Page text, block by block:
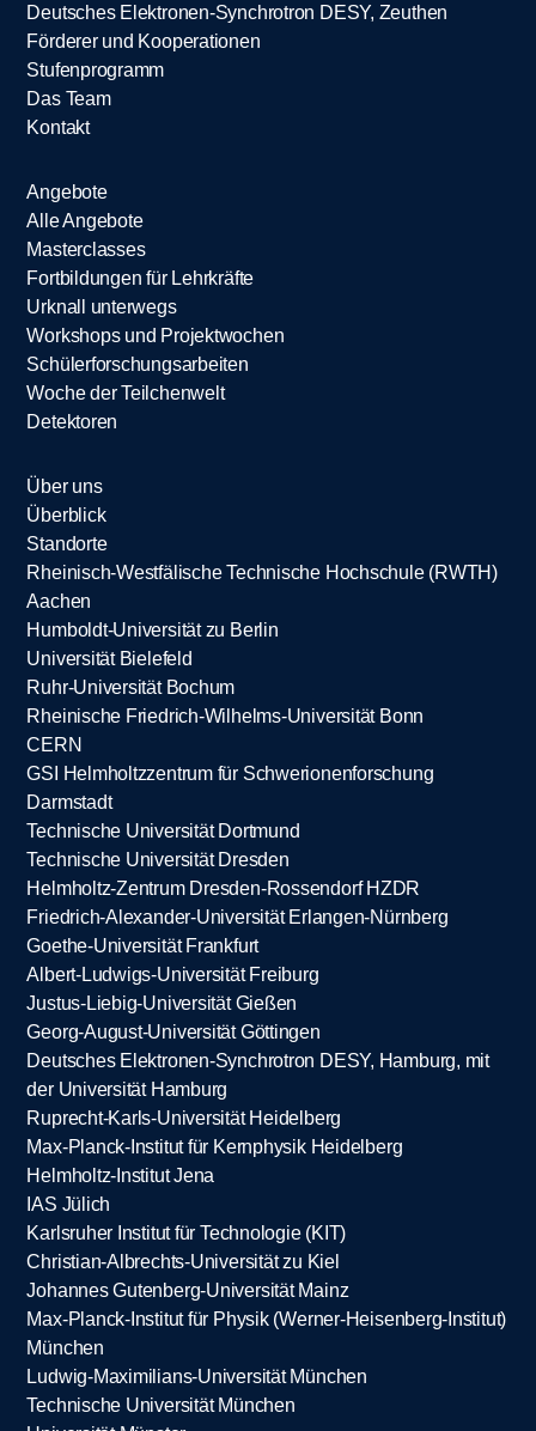
Deutsches Elektronen-Synchrotron DESY, Zeuthen
Förderer und Kooperationen
Stufenprogramm
Das Team
Kontakt
Angebote
Alle Angebote
Masterclasses
Fortbildungen für Lehrkräfte
Urknall unterwegs
Workshops und Projektwochen
Schülerforschungsarbeiten
Woche der Teilchenwelt
Detektoren
Über uns
Überblick
Standorte
Rheinisch-Westfälische Technische Hochschule (RWTH)
Aachen
Humboldt-Universität zu Berlin
Universität Bielefeld
Ruhr-Universität Bochum
Rheinische Friedrich-Wilhelms-Universität Bonn
CERN
GSI Helmholtzzentrum für Schwerionenforschung
Darmstadt
Technische Universität Dortmund
Technische Universität Dresden
Helmholtz-Zentrum Dresden-Rossendorf HZDR
Friedrich-Alexander-Universität Erlangen-Nürnberg
Goethe-Universität Frankfurt
Albert-Ludwigs-Universität Freiburg
Justus-Liebig-Universität Gießen
Georg-August-Universität Göttingen
Deutsches Elektronen-Synchrotron DESY, Hamburg, mit
der Universität Hamburg
Ruprecht-Karls-Universität Heidelberg
Max-Planck-Institut für Kernphysik Heidelberg
Helmholtz-Institut Jena
IAS Jülich
Karlsruher Institut für Technologie (KIT)
Christian-Albrechts-Universität zu Kiel
Johannes Gutenberg-Universität Mainz
Max-Planck-Institut für Physik (Werner-Heisenberg-Institut)
München
Ludwig-Maximilians-Universität München
Technische Universität München